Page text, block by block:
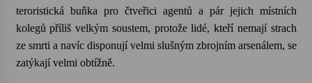
teroristická buňka pro čtveřici agentů a pár jejich místních
kolegů příliš velkým soustem, protože lidé, kteří nemají strach
ze smrti a navíc disponují velmi slušným zbrojním arsenálem, se
zatýkají velmi obtížně.